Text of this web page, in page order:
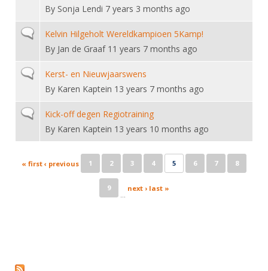
By Sonja Lendi 7 years 3 months ago
Normal topicKelvin Hilgeholt Wereldkampioen 5Kamp!
By Jan de Graaf11 years 7 months ago
Normal topicKerst- en Nieuwjaarswens
By Karen Kaptein 13 years 7 months ago
Normal topicKick-off degen Regiotraining
By Karen Kaptein 13 years 10 months ago
Pages
« first ‹ previous 1 2 3 4 5 6 7 8
9
…
next › last »